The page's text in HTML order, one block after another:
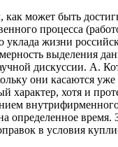
как может быть
процесса
уклада жизни
выделения
дискуссии. А.
они касаются
характер, хотя и
определенное
в условия